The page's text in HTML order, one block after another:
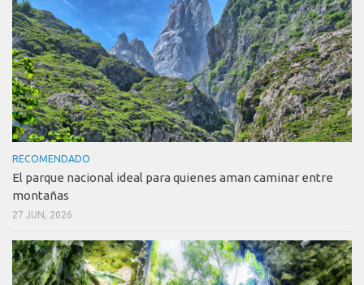
RECOMENDADO
El parque nacional ideal para quienes aman caminar entre
montañas
27 JUN, 2026